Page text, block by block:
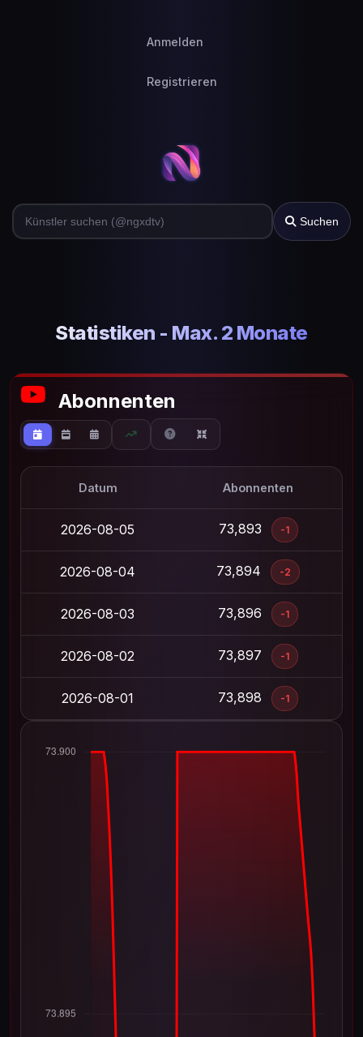
Anmelden
Registrieren
Suchen
Statistiken - Max. 2 Monate
Abonnenten
Datum Abonnenten
2026-08-05 73,893 -1
2026-08-04 73,894 -2
2026-08-03 73,896 -1
2026-08-02 73,897 -1
2026-08-01 73,898 -1